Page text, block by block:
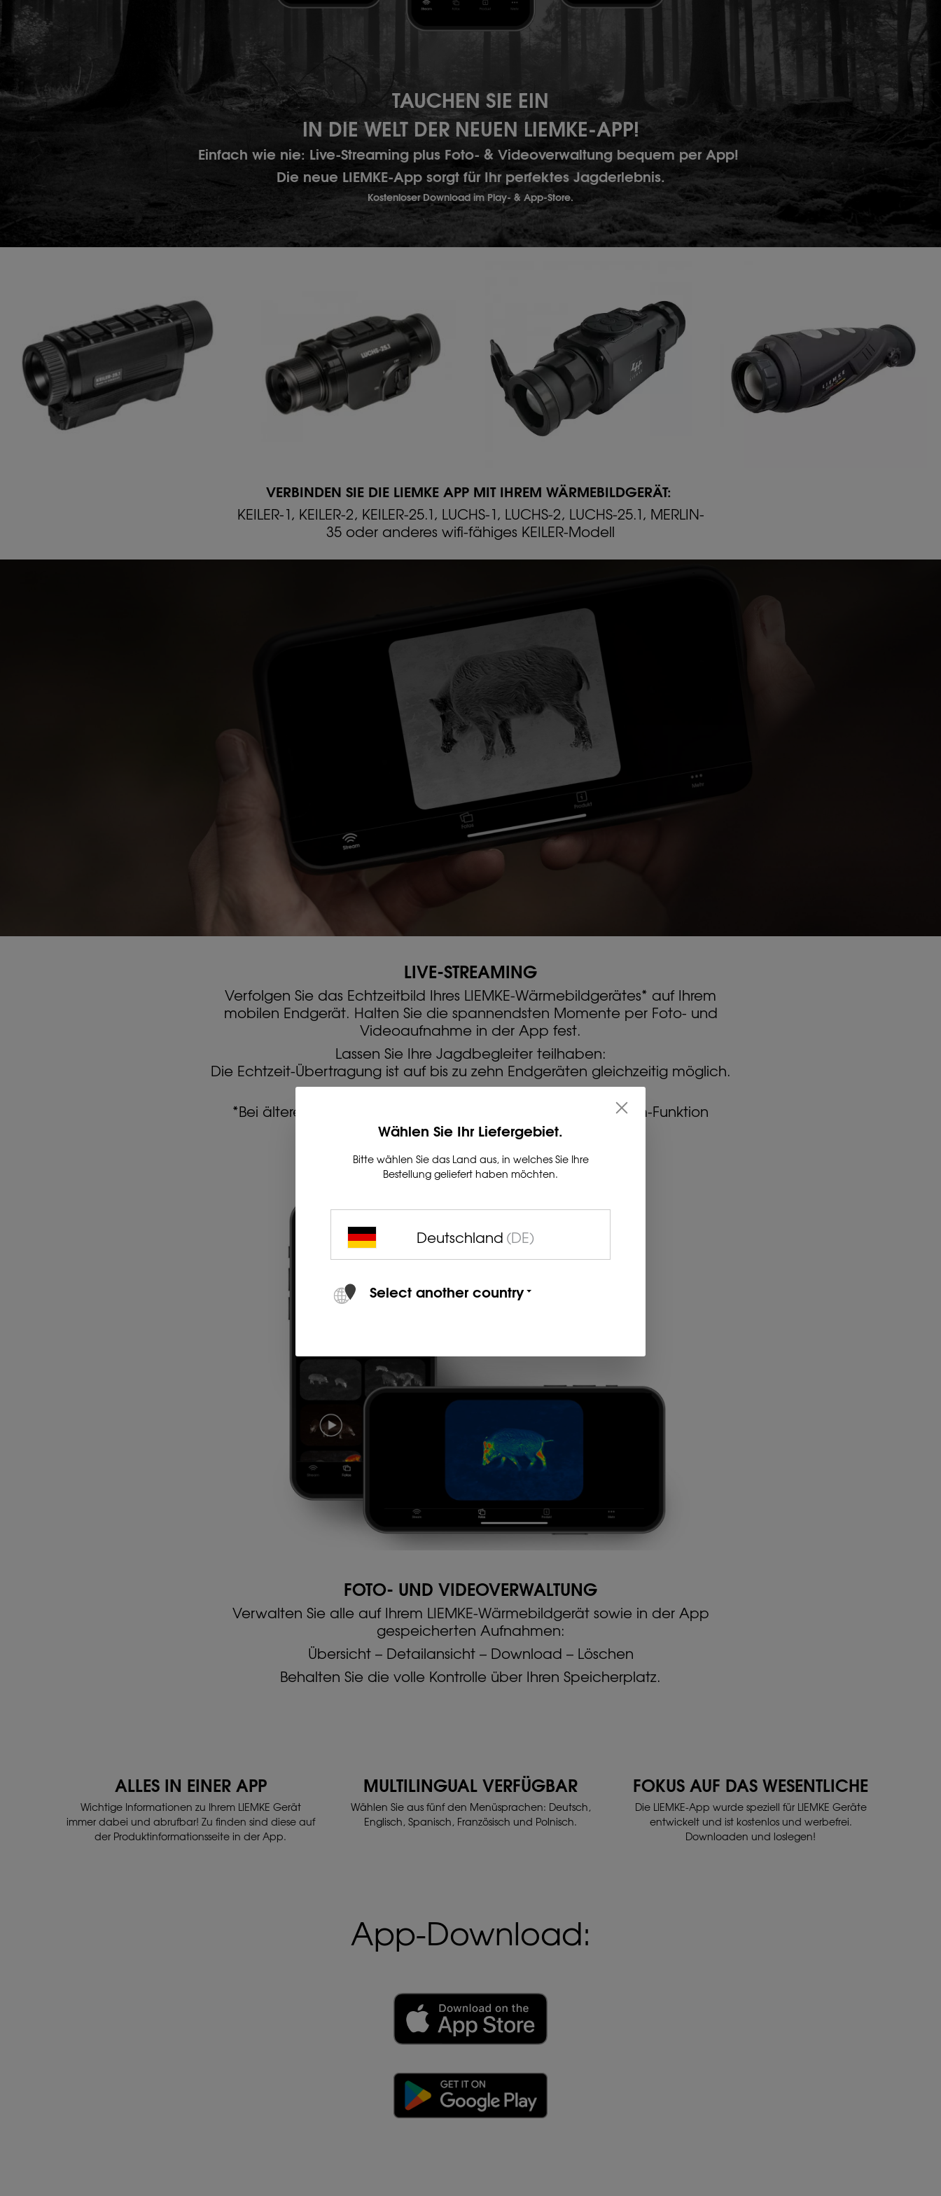
TAUCHEN SIE EIN
IN DIE WELT DER NEUEN LIEMKE-APP!
Einfach wie nie: Live-Streaming plus Foto- & Videoverwaltung bequem per App!
Die neue LIEMKE-App sorgt für Ihr perfektes Jagderlebnis.
Kostenloser Download im Play- & App-Store.
VERBINDEN SIE DIE LIEMKE APP MIT IHREM WÄRMEBILDGERÄT:
KEILER-1, KEILER-2, KEILER-25.1, LUCHS-1, LUCHS-2, LUCHS-25.1, MERLIN-
35 oder anderes wifi-fähiges KEILER-Modell
LIVE-STREAMING
Verfolgen Sie das Echtzeitbild Ihres LIEMKE-Wärmebildgerätes* auf Ihrem
mobilen Endgerät. Halten Sie die spannendsten Momente per Foto- und
Videoaufnahme in der App fest.
Lassen Sie Ihre Jagdbegleiter teilhaben:
Die Echtzeit-Übertragung ist auf bis zu zehn Endgeräten gleichzeitig möglich.
*Bei älteren wifi-fähigen KEILER-Modellen ist keine Live-Stream-Funktion
verfügbar.
FOTO- UND VIDEOVERWALTUNG
Verwalten Sie alle auf Ihrem LIEMKE-Wärmebildgerät sowie in der App
gespeicherten Aufnahmen:
Übersicht – Detailansicht – Download – Löschen
Behalten Sie die volle Kontrolle über Ihren Speicherplatz.
ALLES IN EINER APP
Wichtige Informationen zu Ihrem LIEMKE Gerät
immer dabei und abrufbar! Zu finden sind diese auf
der Produktinformationsseite in der App.
MULTILINGUAL VERFÜGBAR
Wählen Sie aus fünf den Menüsprachen: Deutsch,
Englisch, Spanisch, Französisch und Polnisch.
FOKUS AUF DAS WESENTLICHE
Die LIEMKE-App wurde speziell für LIEMKE Geräte
entwickelt und ist kostenlos und werbefrei.
Downloaden und loslegen!
App-Download:
Wählen Sie Ihr Liefergebiet.
Bitte wählen Sie das Land aus, in welches Sie Ihre
Bestellung geliefert haben möchten.
Deutschland (DE)
Select another country